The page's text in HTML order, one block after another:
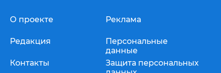
О проекте
Редакция
Контакты
Реклама
Персональные
данные
Защита персональных